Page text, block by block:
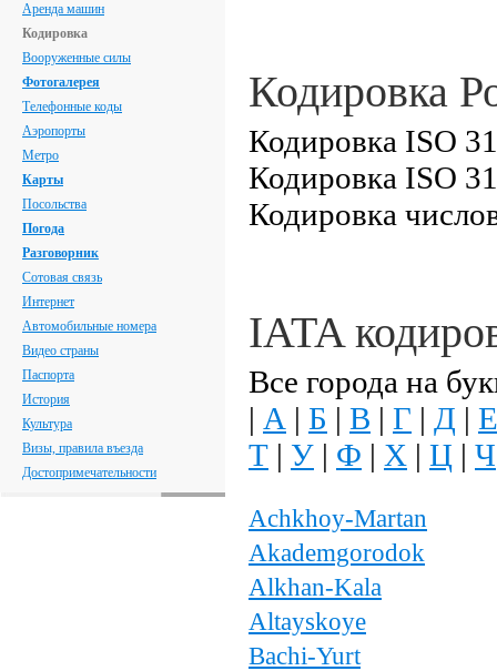
Аренда машин
Кодировка
Вооруженные силы
Фотогалерея
Телефонные коды
Аэропорты
Метро
Карты
Посольства
Погода
Разговорник
Сотовая связь
Интернет
Автомобильные номера
Видео страны
Паспорта
История
Культура
Визы, правила въезда
Достопримечательности
Кодировка
Кодировка ISO
Кодировка ISO
Кодировка
IATA
Все города на
| А | Б | В | Г | Д | Е
Т | У | Ф | Х | Ц | Ч
Achkhoy-Martan
Akademgorodok
Alkhan-Kala
Altayskoye
Bachi-Yurt